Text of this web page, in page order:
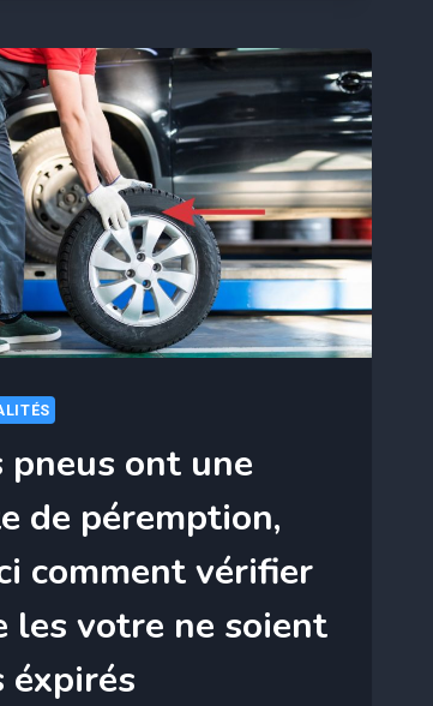
DE
REVERSION
APRÈS
LE
DÉCÈS
D’UN
CONJOINT
pneus ont une
de péremption,
comment vérifier
les votre ne soient
éxpirés